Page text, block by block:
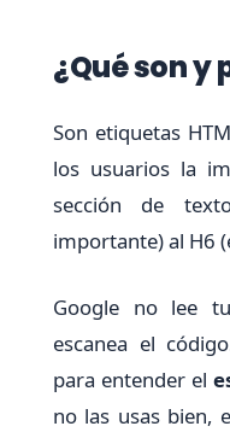
¿Qué son y
Son etiquetas
los usuarios la
sección de
importante) al H6
Google no lee
escanea el
para entender el
no las usas bien,